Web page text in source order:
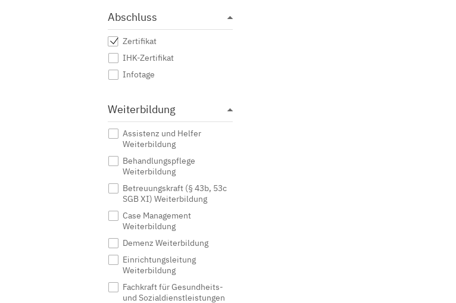
Abschluss
Zertifikat
IHK-Zertifikat
Infotage
Weiterbildung
Assistenz und Helfer
Weiterbildung
Behandlungspflege
Weiterbildung
Betreuungskraft (§ 43b, 53c
SGB XI) Weiterbildung
Case Management
Weiterbildung
Demenz Weiterbildung
Einrichtungsleitung
Weiterbildung
Fachkraft für Gesundheits-
und Sozialdienstleistungen